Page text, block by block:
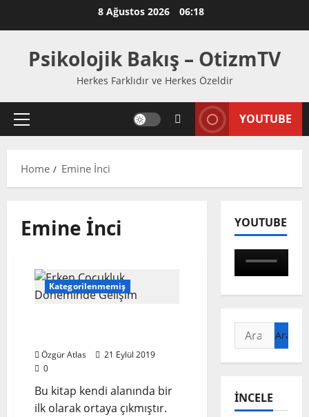
8 Ağustos 2026 06:18
Psikolojik Bakış – OtizmTV
Herkes Farklıdır ve Herkes Özeldir
Primary
YOUTUBE
Home Emine İnci
Emine İnci
Kategorilenmemiş
Özgür Atlas
21 Eylül 2019
0
Bu kitap kendi alanında bir
ilk olarak ortaya çıkmıştır.
YOUTUBE
Arama:
İNCELE